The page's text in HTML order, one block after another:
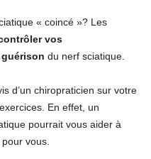
« coincé »? Les
vos
du nerf sciatique.
d’un chiropraticien sur votre
En effet, un
pourrait vous aider à
vous.